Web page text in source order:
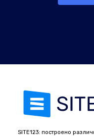
SITE123: построено